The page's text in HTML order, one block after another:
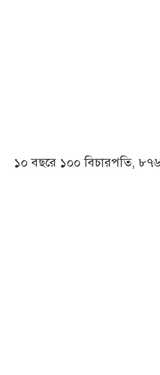
১০ বছরে ১০০ বিচারপতি,